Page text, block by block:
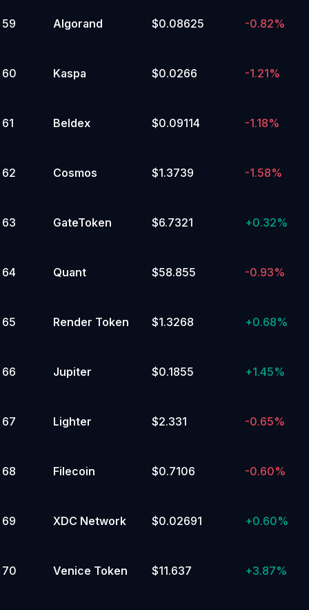
59 Algorand $0.08625 -0.82%
60 Kaspa $0.0266 -1.21%
61 Beldex $0.09114 -1.18%
62 Cosmos $1.3739 -1.58%
63 GateToken $6.7321 +0.32%
64 Quant $58.855 -0.93%
65 Render Token $1.3268 +0.68%
66 Jupiter $0.1855 +1.45%
67 Lighter $2.331 -0.65%
68 Filecoin $0.7106 -0.60%
69 XDC Network $0.02691 +0.60%
70 Venice Token $11.637 +3.87%